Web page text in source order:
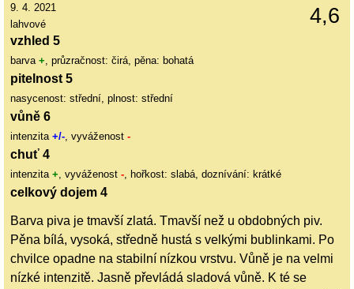
4,6
9. 4. 2021
lahvové
vzhled 5
barva +, průzračnost: čirá, pěna: bohatá
pitelnost 5
nasycenost: střední, plnost: střední
vůně 6
intenzita +/-, vyváženost -
chuť 4
intenzita +, vyváženost -, hořkost: slabá, doznívání: krátké
celkový dojem 4
Barva piva je tmavší zlatá. Tmavší než u obdobných piv.
Pěna bílá, vysoká, středně hustá s velkými bublinkami. Po
chvilce opadne na stabilní nízkou vrstvu. Vůně je na velmi
nízké intenzitě. Jasně převládá sladová vůně. K té se